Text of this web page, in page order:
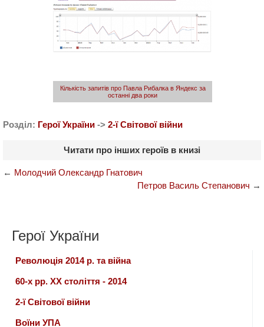
Кількість запитів про Павла Рибалка в Яндекс за
останні два роки
Розділ: Герої України -> 2-ї Світової війни
Читати про інших героїв в книзі
← Молодчий Олександр Гнатович
Петров Василь Степанович →
Герої України
Революція 2014 р. та війна
60-х рр. ХХ століття - 2014
2-ї Світової війни
Воїни УПА